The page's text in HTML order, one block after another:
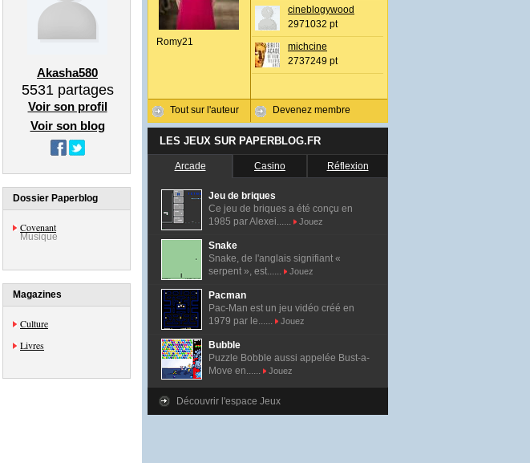
Akasha580
5531partages
Voir son profil
Voir son blog
Dossier Paperblog
Covenant
Musique
Magazines
Culture
Livres
Romy21
Tout sur l'auteur
cineblogywood
2971032 pt
michcine
2737249 pt
Devenez membre
LES JEUX SUR PAPERBLOG.FR
Arcade Casino Réflexion
Jeu de briques
Ce jeu de briques a été conçu en
1985 par Alexei......
Jouez
Snake
Snake, de l'anglais signifiant «
serpent », est......
Jouez
Pacman
Pac-Man est un jeu vidéo créé en
1979 par le......
Jouez
Bubble
Puzzle Bobble aussi appelée Bust-a-
Move en......
Jouez
Découvrir l'espace Jeux